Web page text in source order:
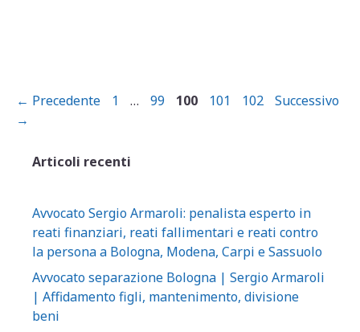
k
← Precedente Pagina
1 … Pagina
99 Pagina
100 Pagina
101 Pagina
102
Successivo
→
Articoli recenti
Avvocato Sergio Armaroli: penalista esperto in
reati finanziari, reati fallimentari e reati contro
la persona a Bologna, Modena, Carpi e Sassuolo
Avvocato separazione Bologna | Sergio Armaroli
| Affidamento figli, mantenimento, divisione
beni